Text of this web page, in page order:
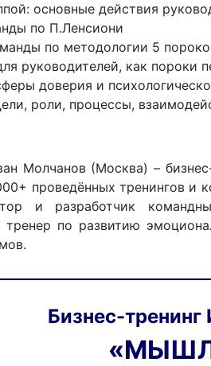
основные действия
по П.Ленсиони
по методологии 5
руководителей, как пороки
доверия и
роли, процессы,
Молчанов (Москва) –
проведённых тренингов и
и разработчик
по развитию
Бизнес-